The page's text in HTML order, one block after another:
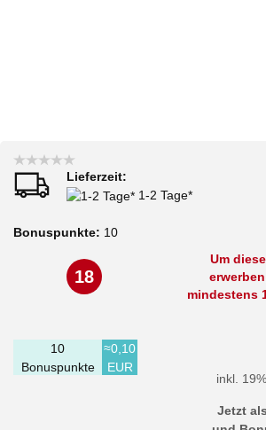
Lieferzeit:
1-2 Tage*
Bonuspunkte: 10
18
Um
mindestens
inkl.
10
Bonuspunkte
≈0,10
EUR
Jetzt